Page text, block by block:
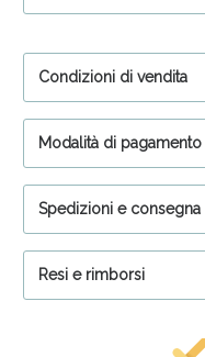
Condizioni di vendita
Modalità di pagamento
Spedizioni e consegna
Resi e rimborsi